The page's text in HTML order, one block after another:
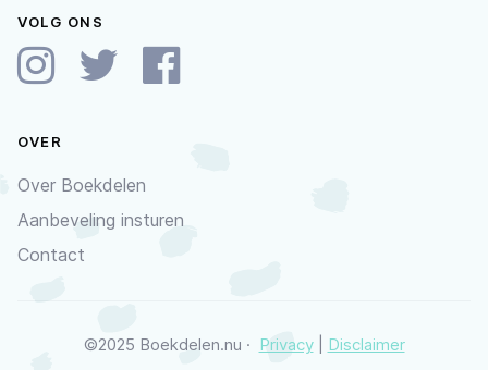
VOLG ONS
OVER
Over Boekdelen
Aanbeveling insturen
Contact
©2025 Boekdelen.nu · Privacy| Disclaimer